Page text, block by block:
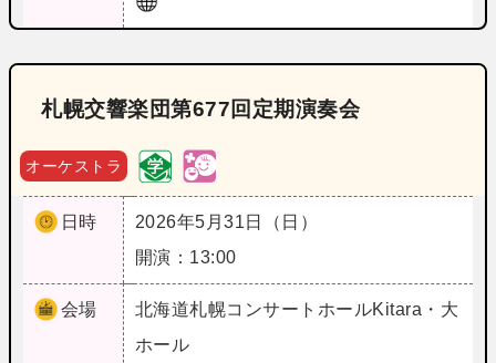
札幌交響楽団第677回定期演奏会
オーケストラ
日時
2026年5月31日（日）
開演：13:00
会場 北海道札幌コンサートホールKitara・大
ホール